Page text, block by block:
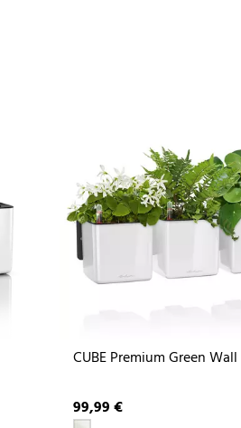
CUBE Premium Green
99,99 €